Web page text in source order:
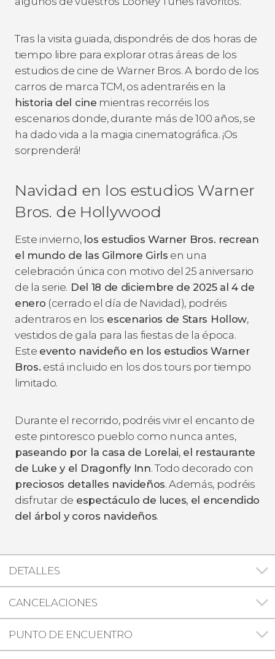
Tras la visita guiada, dispondréis de dos horas de
tiempo libre para explorar otras áreas de los
estudios de cine de Warner Bros. A bordo de los
carros de marca TCM, os adentraréis en la
historia del cine mientras recorréis los
escenarios donde, durante más de 100 años, se
ha dado vida a la magia cinematográfica. ¡Os
sorprenderá!
Navidad en los estudios Warner
Bros. de Hollywood
Este invierno, los estudios Warner Bros. recrean
el mundo de las Gilmore Girls en una
celebración única con motivo del 25 aniversario
de la serie. Del 18 de diciembre de 2025 al 4 de
enero (cerrado el día de Navidad), podréis
adentraros en los escenarios de Stars Hollow,
vestidos de gala para las fiestas de la época.
Este evento navideño en los estudios Warner
Bros. está incluido en los dos tours por tiempo
limitado.
Durante el recorrido, podréis vivir el encanto de
este pintoresco pueblo como nunca antes,
paseando por la casa de Lorelai, el restaurante
de Luke y el Dragonfly Inn. Todo decorado con
preciosos detalles navideños. Además, podréis
disfrutar de espectáculo de luces, el encendido
del árbol y coros navideños.
DETALLES
CANCELACIONES
PUNTO DE ENCUENTRO